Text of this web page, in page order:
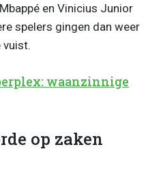
en Vinicius Junior
spelers gingen dan weer
waanzinnige
op zaken